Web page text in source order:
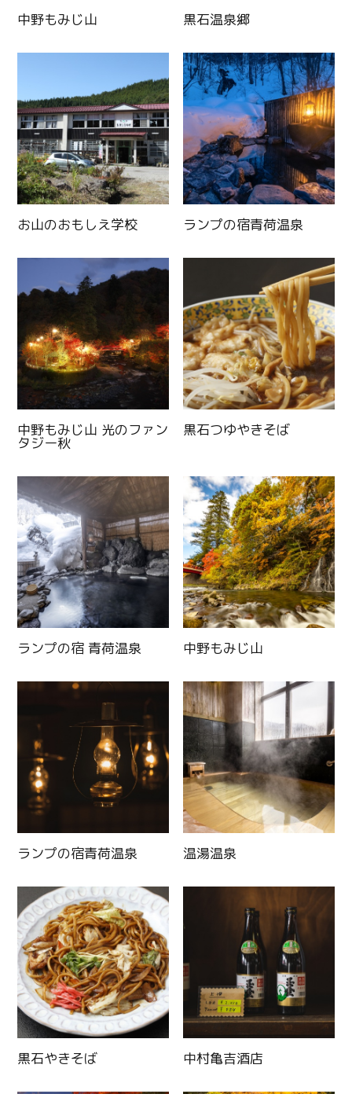
中野もみじ山 黒石温泉郷
お山のおもしえ学校 ランプの宿青荷温泉
中野もみじ山 光のファン
タジー秋
黒石つゆやきそば
ランプの宿 青荷温泉 中野もみじ山
ランプの宿青荷温泉 温湯温泉
黒石やきそば 中村亀吉酒店